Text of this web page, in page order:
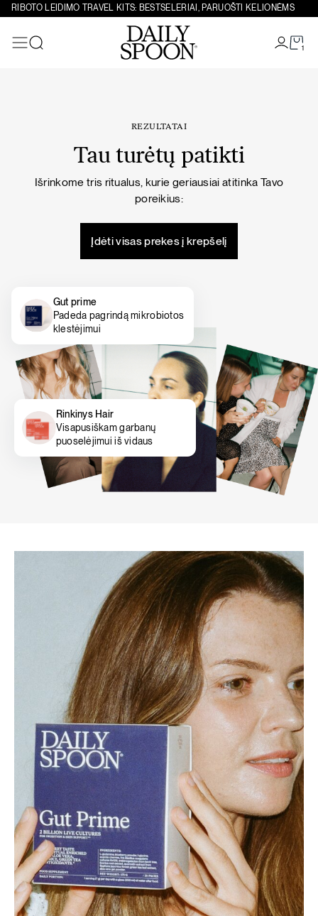
Eiti prie turinio
RIBOTO LEIDIMO TRAVEL KITS: BESTSELERIAI, PARUOŠTI KELIONĖMS
1
REZULTATAI
Tau turėtų patikti
Išrinkome tris ritualus, kurie geriausiai atitinka Tavo
poreikius:
Įdėti visas prekes į krepšelį
Gut prime
Padeda pagrindą mikrobiotos
klestėjimui
Rinkinys Hair
Visapusiškam garbanų
puoselėjimui iš vidaus